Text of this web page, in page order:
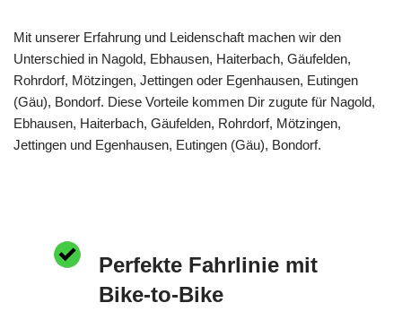
Mit unserer Erfahrung und Leidenschaft machen wir den
Unterschied in Nagold, Ebhausen, Haiterbach, Gäufelden,
Rohrdorf, Mötzingen, Jettingen oder Egenhausen, Eutingen
(Gäu), Bondorf. Diese Vorteile kommen Dir zugute für Nagold,
Ebhausen, Haiterbach, Gäufelden, Rohrdorf, Mötzingen,
Jettingen und Egenhausen, Eutingen (Gäu), Bondorf.
Perfekte Fahrlinie mit
Bike-to-Bike